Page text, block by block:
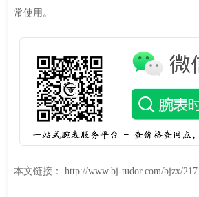
常使用。
本文链接： http://www.bj-tudor.com/bjzx/